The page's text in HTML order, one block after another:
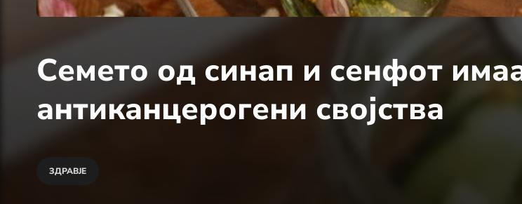
Семето од синап и сенфот
антиканцерогени својства
ЗДРАВЈЕ